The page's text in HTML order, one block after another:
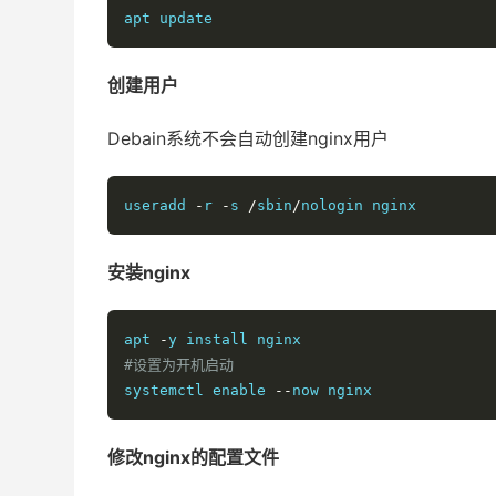
apt update
创建用户
Debain系统不会自动创建nginx用户
useradd
- r - s /sbin/nologin nginx
安装nginx
apt
-y install nginx
#设置为开机启动
systemctl enable
-- now nginx
修改nginx的配置文件